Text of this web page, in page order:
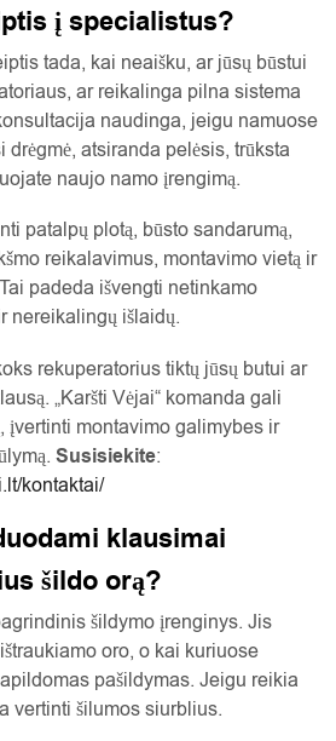
į specialistus?
tada, kai neaišku, ar jūsų būstui
ar reikalinga pilna sistema
naudinga, jeigu namuose
atsiranda pelėsis, trūksta
naujo namo įrengimą.
patalpų plotą, būsto sandarumą,
reikalavimus, montavimo vietą ir
padeda išvengti netinkamo
nereikalingų išlaidų.
rekuperatorius tiktų jūsų butui ar
„Karšti Vėjai“ komanda gali
įvertinti montavimo galimybes ir
Susisiekite:
kontaktai/
klausimai
šildo orą?
šildymo įrenginys. Jis
oro, o kai kuriuose
pašildymas. Jeigu reikia
vertinti šilumos siurblius.